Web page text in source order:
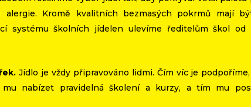
alergie. Kromě kvalitních bezmasých pokrmů mají
systému školních jídelen ulevíme ředitelům škol
Jídlo je vždy připravováno lidmi. Čím víc je
mu nabízet pravidelná školení a kurzy, a tím mu